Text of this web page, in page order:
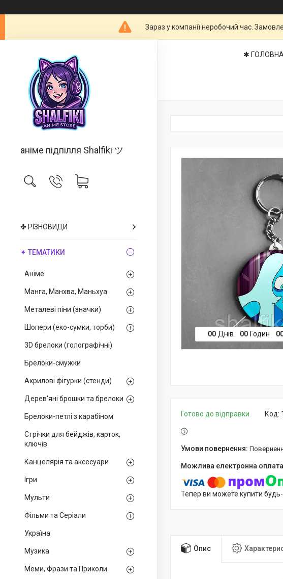
Зараз у компанії неробочий час.
аніме підпілля Shalfiki ツ
✤ РІЗНОВИДИ
✦ ТЕМАТИКИ
Аніме
Манга, Манхва, Маньхуа
Металеві піни (значки)
Шопери (еко-сумки, торби)
3D брелоки (голографічні)
Брелоки-смужки
Акрилові фігурки (стенди)
Дерев'яні брошки та брелоки
Брелоки-петлі з карабіном
Стрічки для бейджів, карток,
ключів
Канцелярія та аксесуари
Ігри
Мульти
Фільми та Серіали
Україна
Музика
Меми, Фрази та Приколи
✱ ГОЛОВНА
00 Днів 00 Годин 0
Готово до відправки Код:
Тепер ви можете купити
Опис